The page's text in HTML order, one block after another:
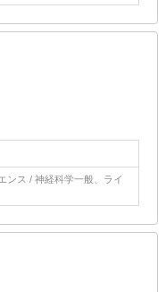
ンス / 神経科学一般、ライ